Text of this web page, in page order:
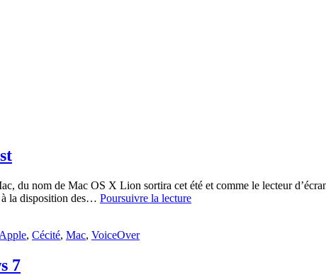
du nom de Mac OS X Lion sortira cet été et comme le lecteur
à la disposition des… Poursuivre la lectureMac
Apple, Cécité, Mac, VoiceOver
7